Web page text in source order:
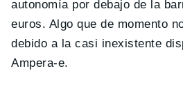
autonomía por debajo de la
euros. Algo que de momento
debido a la casi inexistente
Ampera-e.